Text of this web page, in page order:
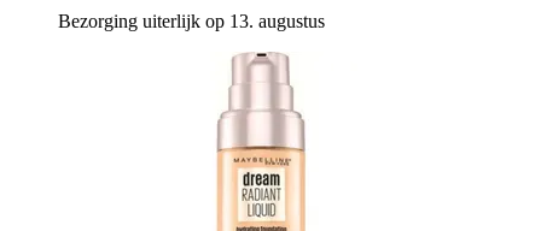
Bezorging uiterlijk op 13. augustus